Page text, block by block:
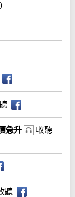
急升 收聽
聽